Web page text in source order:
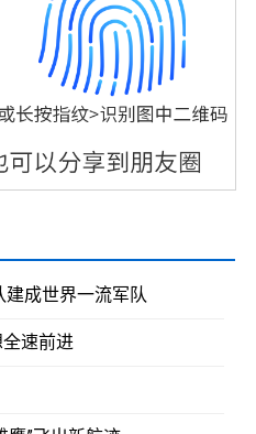
成世界一流军队
速前进